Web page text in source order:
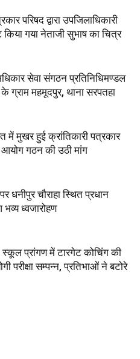
परिषद द्वारा उपजिलाधिकारी
गया नेताजी सुभाष का चित्र
सेवा संगठन प्रतिनिधिमण्डल
ग्राम महमूदपुर, थाना सरपतहा
में मुखर हुई क्रांतिकारी पत्रकार
आयोग गठन की उठी मांग
धनीपुर चौराहा स्थित प्रधान
ध्वजारोहण
स्कूल प्रांगण में टारगेट कोचिंग की
परीक्षा सम्पन्न, प्रतिभाओं ने बटोरे